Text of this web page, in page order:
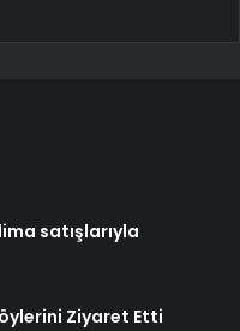
satışlarıyla
Ziyaret Etti